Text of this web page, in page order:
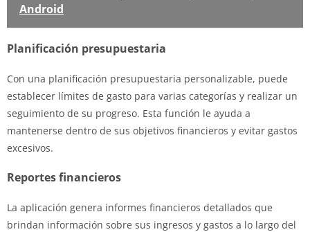
Android
Planificación presupuestaria
Con una planificación presupuestaria personalizable, puede
establecer límites de gasto para varias categorías y realizar un
seguimiento de su progreso. Esta función le ayuda a
mantenerse dentro de sus objetivos financieros y evitar gastos
excesivos.
Reportes financieros
La aplicación genera informes financieros detallados que
brindan información sobre sus ingresos y gastos a lo largo del